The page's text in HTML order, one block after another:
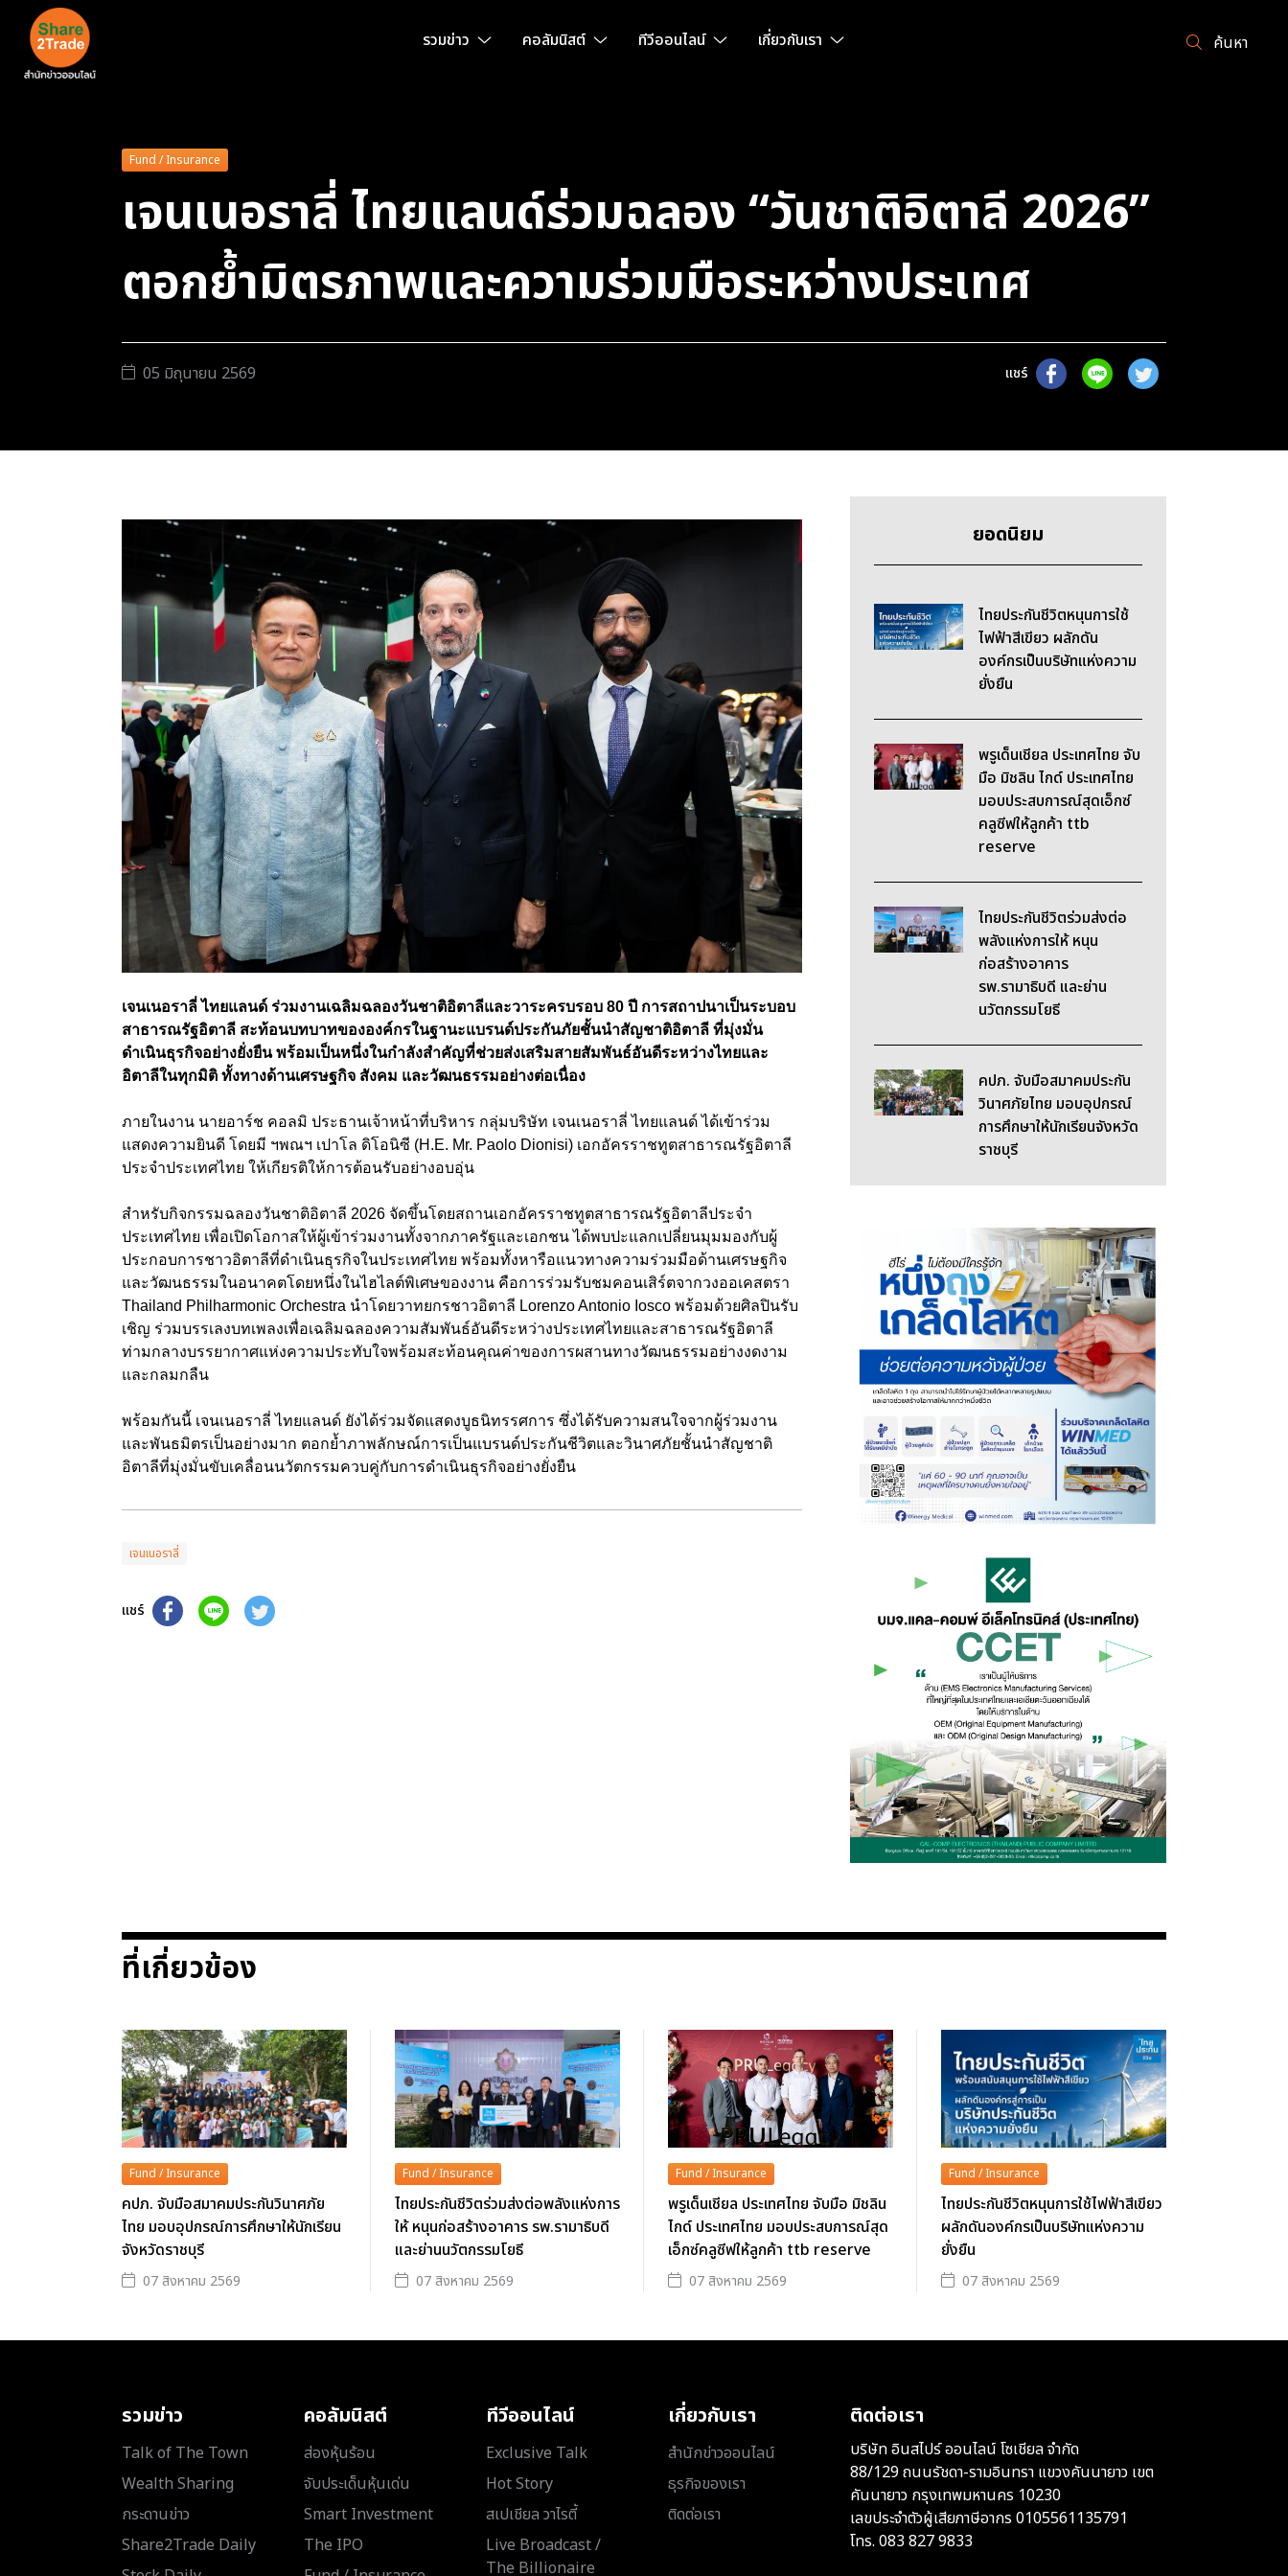
รวมข่าว คอลัมนิสต์ ทีวีออนไลน์ เกี่ยวกับเรา ค้นหา
Fund / Insurance
เจนเนอราลี่ ไทยแลนด์ร่วมฉลอง “วันชาติอิตาลี 2026”
ตอกย้ำมิตรภาพและความร่วมมือระหว่างประเทศ
05 มิถุนายน 2569 แชร์
เจนเนอราลี่ ไทยแลนด์ ร่วมงานเฉลิมฉลองวันชาติอิตาลีและวาระครบรอบ 80 ปี การสถาปนาเป็นระบอบ
สาธารณรัฐอิตาลี สะท้อนบทบาทขององค์กรในฐานะแบรนด์ประกันภัยชั้นนำสัญชาติอิตาลี ที่มุ่งมั่น
ดำเนินธุรกิจอย่างยั่งยืน พร้อมเป็นหนึ่งในกำลังสำคัญที่ช่วยส่งเสริมสายสัมพันธ์อันดีระหว่างไทยและ
อิตาลีในทุกมิติ ทั้งทางด้านเศรษฐกิจ สังคม และวัฒนธรรมอย่างต่อเนื่อง
ภายในงาน นายอาร์ช คอลมิ ประธานเจ้าหน้าที่บริหาร กลุ่มบริษัท เจนเนอราลี่ ไทยแลนด์ ได้เข้าร่วม
แสดงความยินดี โดยมี ฯพณฯ เปาโล ดิโอนิซี (H.E. Mr. Paolo Dionisi) เอกอัครราชทูตสาธารณรัฐอิตาลี
ประจำประเทศไทย ให้เกียรติให้การต้อนรับอย่างอบอุ่น
สำหรับกิจกรรมฉลองวันชาติอิตาลี 2026 จัดขึ้นโดยสถานเอกอัครราชทูตสาธารณรัฐอิตาลีประจำ
ประเทศไทย เพื่อเปิดโอกาสให้ผู้เข้าร่วมงานทั้งจากภาครัฐและเอกชน ได้พบปะแลกเปลี่ยนมุมมองกับผู้
ประกอบการชาวอิตาลีที่ดำเนินธุรกิจในประเทศไทย พร้อมทั้งหารือแนวทางความร่วมมือด้านเศรษฐกิจ
และวัฒนธรรมในอนาคตโดยหนึ่งในไฮไลต์พิเศษของงาน คือการร่วมรับชมคอนเสิร์ตจากวงออเคสตรา
Thailand Philharmonic Orchestra นำโดยวาทยกรชาวอิตาลี Lorenzo Antonio Iosco พร้อมด้วยศิลปินรับ
เชิญ ร่วมบรรเลงบทเพลงเพื่อเฉลิมฉลองความสัมพันธ์อันดีระหว่างประเทศไทยและสาธารณรัฐอิตาลี
ท่ามกลางบรรยากาศแห่งความประทับใจพร้อมสะท้อนคุณค่าของการผสานทางวัฒนธรรมอย่างงดงาม
และกลมกลืน
พร้อมกันนี้ เจนเนอราลี่ ไทยแลนด์ ยังได้ร่วมจัดแสดงบูธนิทรรศการ ซึ่งได้รับความสนใจจากผู้ร่วมงาน
และพันธมิตรเป็นอย่างมาก ตอกย้ำภาพลักษณ์การเป็นแบรนด์ประกันชีวิตและวินาศภัยชั้นนำสัญชาติ
อิตาลีที่มุ่งมั่นขับเคลื่อนนวัตกรรมควบคู่กับการดำเนินธุรกิจอย่างยั่งยืน
เจนเนอราลี่
แชร์
ยอดนิยม
ไทยประกันชีวิตหนุนการใช้
ไฟฟ้าสีเขียว ผลักดัน
องค์กรเป็นบริษัทแห่งความ
ยั่งยืน
พรูเด็นเชียล ประเทศไทย จับ
มือ มิชลิน ไกด์ ประเทศไทย
มอบประสบการณ์สุดเอ็กซ์
คลูซีฟให้ลูกค้า ttb
reserve
ไทยประกันชีวิตร่วมส่งต่อ
พลังแห่งการให้ หนุน
ก่อสร้างอาคาร
รพ.รามาธิบดี และย่าน
นวัตกรรมโยธี
คปภ. จับมือสมาคมประกัน
วินาศภัยไทย มอบอุปกรณ์
การศึกษาให้นักเรียนจังหวัด
ราชบุรี
ที่เกี่ยวข้อง
Fund / Insurance
คปภ. จับมือสมาคมประกันวินาศภัย
ไทย มอบอุปกรณ์การศึกษาให้นักเรียน
จังหวัดราชบุรี
07 สิงหาคม 2569
Fund / Insurance
ไทยประกันชีวิตร่วมส่งต่อพลังแห่งการ
ให้ หนุนก่อสร้างอาคาร รพ.รามาธิบดี
และย่านนวัตกรรมโยธี
07 สิงหาคม 2569
Fund / Insurance
พรูเด็นเชียล ประเทศไทย จับมือ มิชลิน
ไกด์ ประเทศไทย มอบประสบการณ์สุด
เอ็กซ์คลูซีฟให้ลูกค้า ttb reserve
07 สิงหาคม 2569
Fund / Insurance
ไทยประกันชีวิตหนุนการใช้ไฟฟ้าสีเขียว
ผลักดันองค์กรเป็นบริษัทแห่งความ
ยั่งยืน
07 สิงหาคม 2569
รวมข่าว
Talk of The Town
Wealth Sharing
กระดานข่าว
Share2Trade Daily
คอลัมนิสต์
ส่องหุ้นร้อน
จับประเด็นหุ้นเด่น
Smart Investment
The IPO
ทีวีออนไลน์
Exclusive Talk
Hot Story
สเปเชียล วาไรตี้
Live Broadcast /
The Billionaire
เกี่ยวกับเรา
สำนักข่าวออนไลน์
ธุรกิจของเรา
ติดต่อเรา
ติดต่อเรา
บริษัท อินสไปร์ ออนไลน์ โซเชียล จำกัด
88/129 ถนนรัชดา-รามอินทรา แขวงคันนายาว เขต
คันนายาว กรุงเทพมหานคร 10230
เลขประจำตัวผู้เสียภาษีอากร 0105561135791
โทร. 083 827 9833